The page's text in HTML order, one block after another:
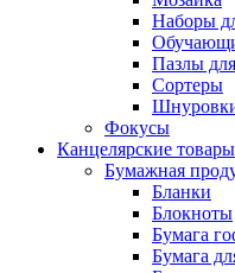
Наборы
Пазлы
Сортеры
Фокусы
Канцелярские товары
Бумажная
Бланки
Блокноты
Бумага
Бумага